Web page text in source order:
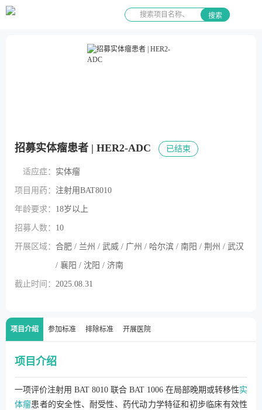
搜索
招募实体瘤患者 | HER2-ADC 已结束
适应症： 实体瘤
项目用药： 注射用BAT8010
年龄要求： 18岁以上
招募人数： 10
开展区域： 合肥 / 兰州 / 武威 / 广州 / 哈尔滨 / 南阳 / 荆州 / 武汉
/ 襄阳 / 沈阳 / 济南
截止时间： 2025.08.31
项目介绍 参加标准 排除标准 开展医院
项目介绍
一项评价注射用 BAT 8010 联合 BAT 1006 在局部晚期或转移性实
体瘤患者的安全性、耐受性、药代动力学特征和初步临床有效性